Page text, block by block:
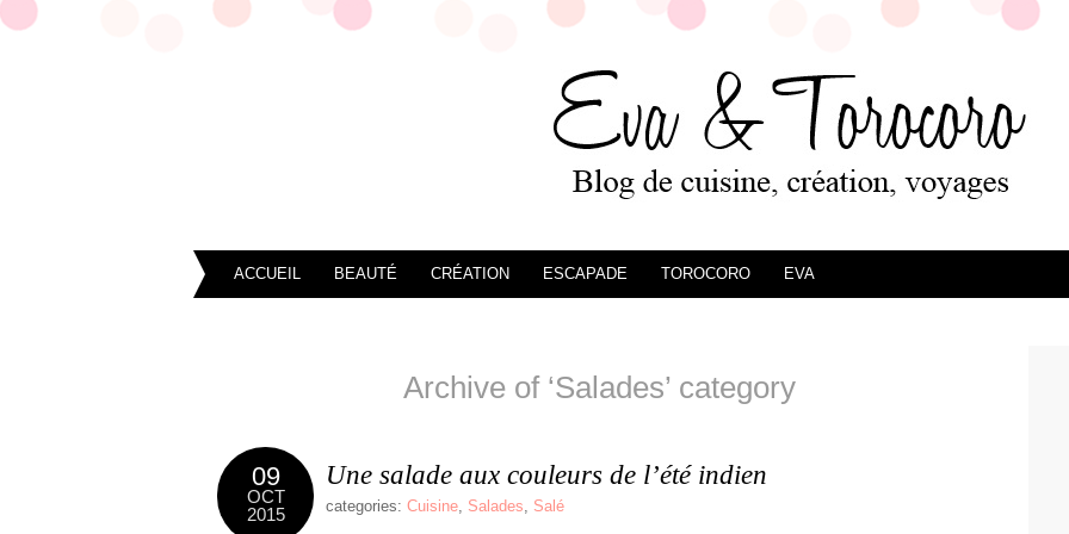
ACCUEIL BEAUTÉ CRÉATION ESCAPADE TOROCORO EVA
Archive of ‘Salades’ category
09
OCT
2015
Une salade aux couleurs de l’été indien
categories: Cuisine, Salades, Salé